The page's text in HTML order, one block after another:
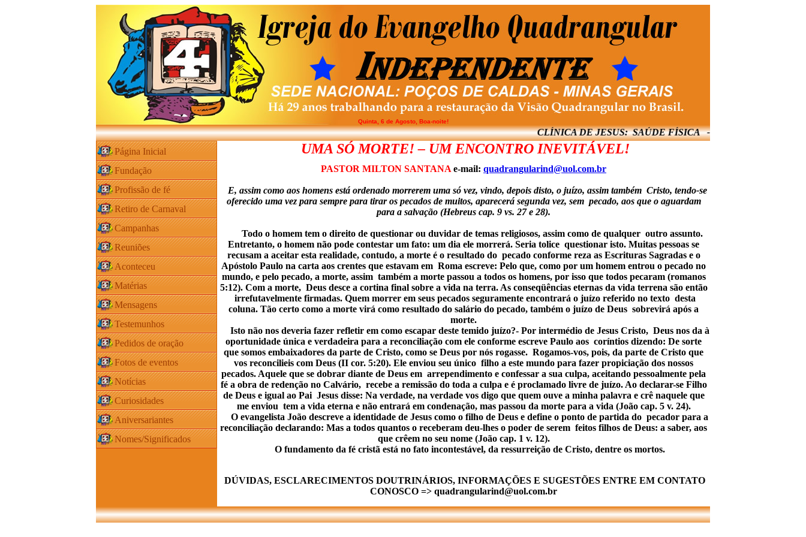
Quinta, 6 de Agosto, Boa-noite!
CLÍNICA DE JESUS: SAÚDE FÍSICA - ESPIRITUAL -
Página Inicial
Fundação
Profissão de fé
Retiro de Carnaval
Campanhas
Reuniões
Aconteceu
Matérias
Mensagens
Testemunhos
Pedidos de oração
Fotos de eventos
Notícias
Curiosidades
Aniversariantes
Nomes/Significados
UMA SÓ MORTE! – UM ENCONTRO INEVITÁVEL!
PASTOR MILTON SANTANA e-mail: quadrangularind@uol.com.br
E, assim como aos homens está ordenado morrerem uma só vez, vindo, depois disto, o juízo, assim também Cristo, tendo-se
oferecido uma vez para sempre para tirar os pecados de muitos, aparecerá segunda vez, sem pecado, aos que o aguardam
para a salvação (Hebreus cap. 9 vs. 27 e 28).
Todo o homem tem o direito de questionar ou duvidar de temas religiosos, assim como de qualquer outro assunto.
Entretanto, o homem não pode contestar um fato: um dia ele morrerá. Seria tolice questionar isto. Muitas pessoas se
recusam a aceitar esta realidade, contudo, a morte é o resultado do pecado conforme reza as Escrituras Sagradas e o
Apóstolo Paulo na carta aos crentes que estavam em Roma escreve: Pelo que, como por um homem entrou o pecado no
mundo, e pelo pecado, a morte, assim também a morte passou a todos os homens, por isso que todos pecaram (romanos
5:12). Com a morte, Deus desce a cortina final sobre a vida na terra. As conseqüências eternas da vida terrena são então
irrefutavelmente firmadas. Quem morrer em seus pecados seguramente encontrará o juízo referido no texto desta
coluna. Tão certo como a morte virá como resultado do salário do pecado, também o juízo de Deus sobrevirá após a
morte.
Isto não nos deveria fazer refletir em como escapar deste temido juízo?- Por intermédio de Jesus Cristo, Deus nos da à
oportunidade única e verdadeira para a reconciliação com ele conforme escreve Paulo aos coríntios dizendo: De sorte
que somos embaixadores da parte de Cristo, como se Deus por nós rogasse. Rogamos-vos, pois, da parte de Cristo que
vos reconcilieis com Deus (II cor. 5:20). Ele enviou seu único filho a este mundo para fazer propiciação dos nossos
pecados. Aquele que se dobrar diante de Deus em arrependimento e confessar a sua culpa, aceitando pessoalmente pela
fé a obra de redenção no Calvário, recebe a remissão do toda a culpa e é proclamado livre de juízo. Ao declarar-se Filho
de Deus e igual ao Pai Jesus disse: Na verdade, na verdade vos digo que quem ouve a minha palavra e crê naquele que
me enviou tem a vida eterna e não entrará em condenação, mas passou da morte para a vida (João cap. 5 v. 24).
O evangelista João descreve a identidade de Jesus como o filho de Deus e define o ponto de partida do pecador para a
reconciliação declarando: Mas a todos quantos o receberam deu-lhes o poder de serem feitos filhos de Deus: a saber, aos
que crêem no seu nome (João cap. 1 v. 12).
O fundamento da fé cristã está no fato incontestável, da ressurreição de Cristo, dentre os mortos.
DÚVIDAS, ESCLARECIMENTOS DOUTRINÁRIOS, INFORMAÇÕES E SUGESTÕES ENTRE EM CONTATO
CONOSCO => quadrangularind@uol.com.br